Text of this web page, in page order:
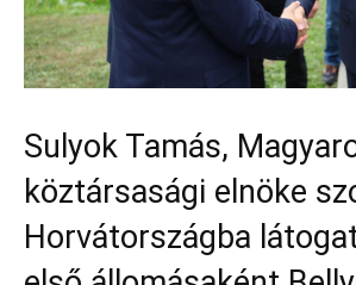
Sulyok Tamás,
köztársasági elnöke
Horvátországba